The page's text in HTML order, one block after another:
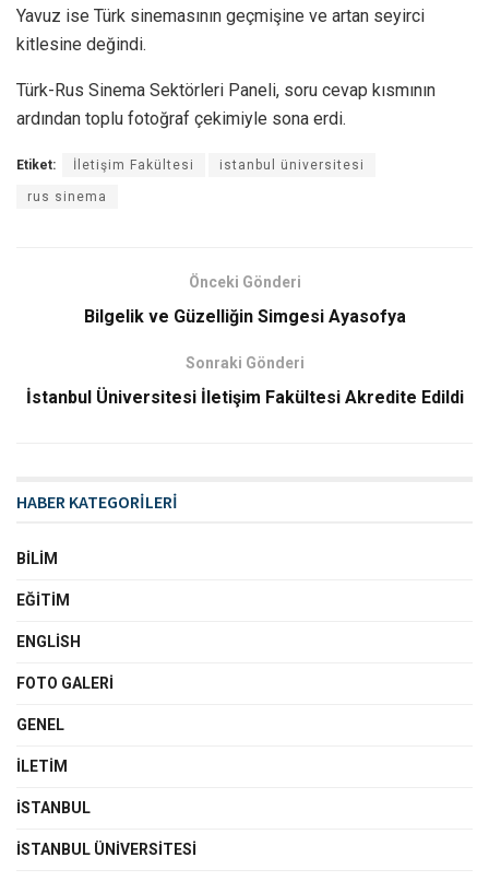
Yavuz ise Türk sinemasının geçmişine ve artan seyirci
kitlesine değindi.
Türk-Rus Sinema Sektörleri Paneli, soru cevap kısmının
ardından toplu fotoğraf çekimiyle sona erdi.
Etiket: İletişim Fakültesi istanbul üniversitesi
rus sinema
Önceki Gönderi
Bilgelik ve Güzelliğin Simgesi Ayasofya
Sonraki Gönderi
İstanbul Üniversitesi İletişim Fakültesi Akredite Edildi
HABER KATEGORİLERİ
BILIM
EĞITIM
ENGLISH
FOTO GALERI
GENEL
İLETIM
İSTANBUL
İSTANBUL ÜNIVERSITESI